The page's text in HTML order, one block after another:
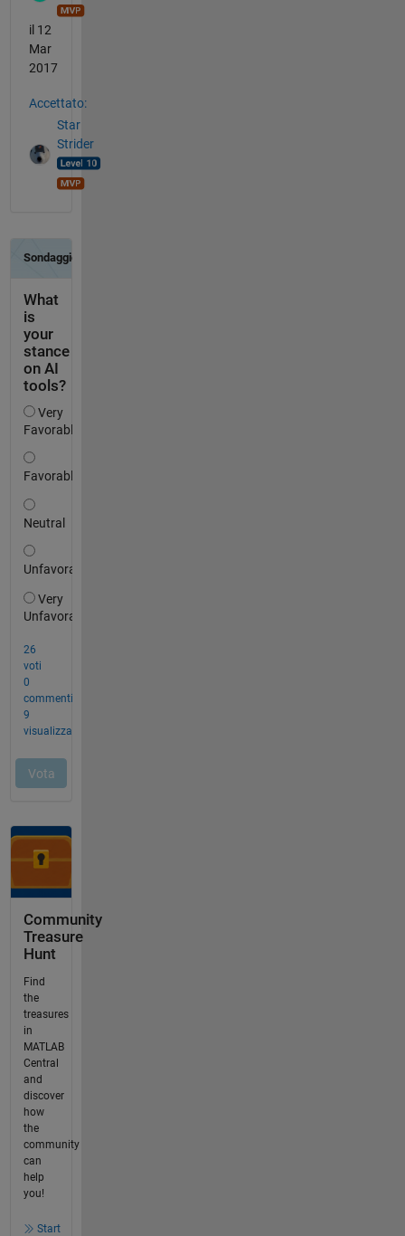
il 12
Mar
2017
Accettato:
Star
Strider
Community
Treasure
Hunt
Find
the
treasures
in
MATLAB
Central
and
discover
how
the
community
can
help
you!
Start